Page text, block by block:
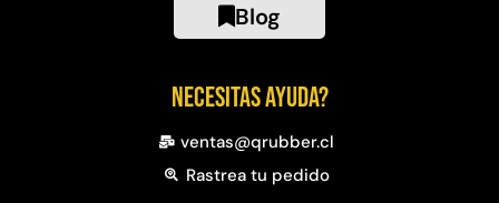
Blog
Necesitas ayuda?
ventas@qrubber.cl
Rastrea tu pedido